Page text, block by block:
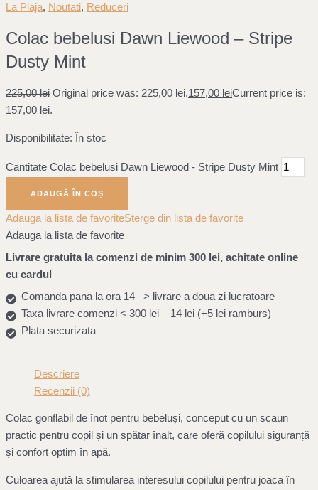
La Plaja, Noutati, Reduceri
Colac bebelusi Dawn Liewood – Stripe
Dusty Mint
225,00lei Original price was: 225,00 lei.157,00 leiCurrent price is:
157,00 lei.
Disponibilitate: În stoc
Cantitate Colac bebelusi Dawn Liewood - Stripe Dusty Mint
ADAUGĂ ÎN COȘ
Adauga la lista de favoriteSterge din lista de favorite
Adauga la lista de favorite
Livrare gratuita la comenzi de minim 300 lei, achitate online
cu cardul
Comanda pana la ora 14 –> livrare a doua zi lucratoare
Taxa livrare comenzi < 300 lei – 14 lei (+5 lei ramburs)
Plata securizata
Descriere
Recenzii (0)
Colac gonflabil de înot pentru bebeluși, conceput cu un scaun
practic pentru copil și un spătar înalt, care oferă copilului siguranță
și confort optim în apă.
Culoarea ajută la stimularea interesului copilului pentru joaca în